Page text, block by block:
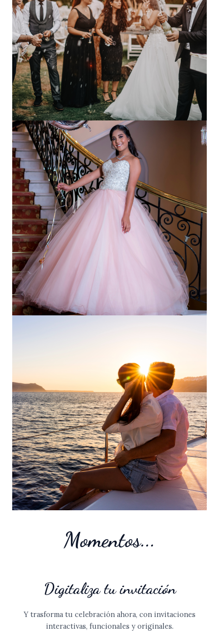
Momentos...
Digitaliza tu invitación
Y trasforma tu celebración ahora, con invitaciones
interactivas, funcionales y originales.